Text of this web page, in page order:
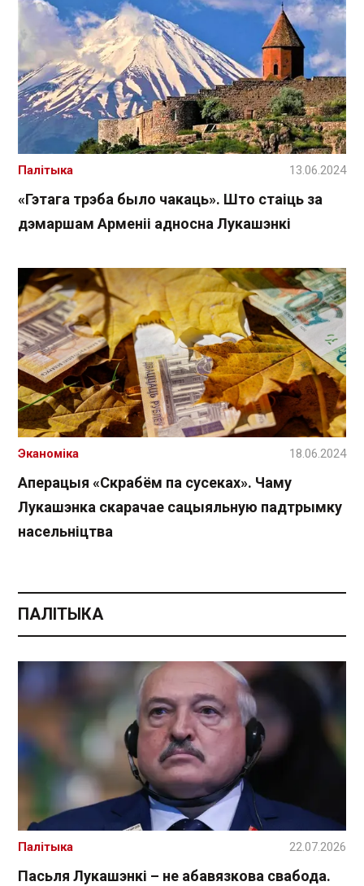
«Гэтага трэба было чакаць». Што стаіць за
дэмаршам Арменіі адносна Лукашэнкі
Палітыка 13.06.2024
Аперацыя «Скрабём па сусеках». Чаму
Лукашэнка скарачае сацыяльную падтрымку
насельніцтва
Эканоміка 18.06.2024
ПАЛІТЫКА
Пасьля Лукашэнкі – не абавязкова свабода.
Палітыка 22.07.2026